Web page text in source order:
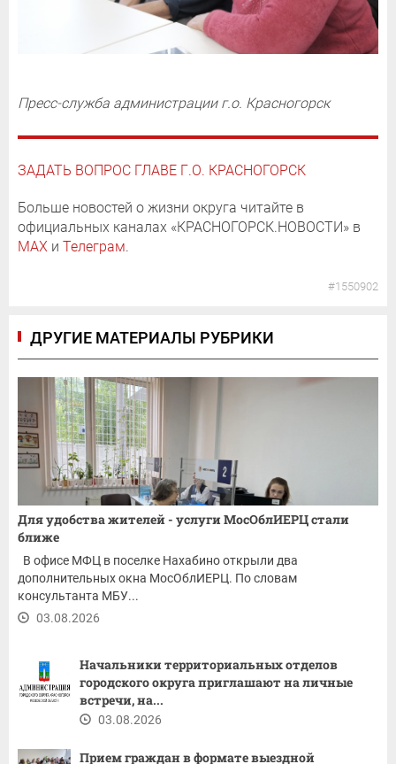
Пресс-служба администрации г.о. Красногорск
ЗАДАТЬ ВОПРОС ГЛАВЕ Г.О. КРАСНОГОРСК
Больше новостей о жизни округа читайте в
официальных каналах «КРАСНОГОРСК.НОВОСТИ» в
MAX и Телеграм.
#1550902
ДРУГИЕ МАТЕРИАЛЫ РУБРИКИ
Для удобства жителей - услуги МосОблИЕРЦ стали
ближе
В офисе МФЦ в поселке Нахабино открыли два
дополнительных окна МосОблИЕРЦ. По словам
консультанта МБУ...
03.08.2026
Начальники территориальных отделов
городского округа приглашают на личные
встречи, на...
03.08.2026
Прием граждан в формате выездной